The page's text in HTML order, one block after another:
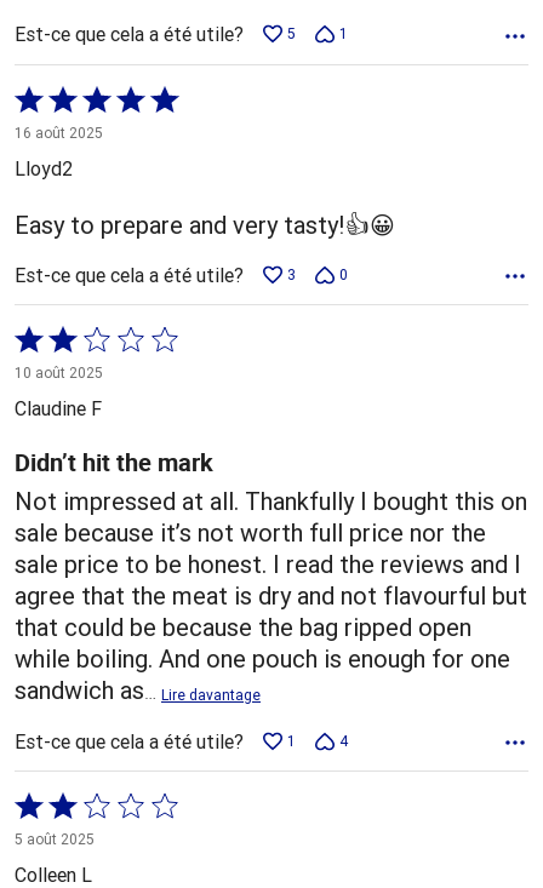
Est-ce que cela a été utile? 5 1
Coté
5 sur
5
16 août 2025
Lloyd2
Easy to prepare and very tasty!👍😀
Est-ce que cela a été utile? 3 0
Coté
2 sur
5
10 août 2025
Claudine F
Didn’t hit the mark
Not impressed at all. Thankfully I bought this on
sale because it’s not worth full price nor the
sale price to be honest. I read the reviews and I
agree that the meat is dry and not flavourful but
that could be because the bag ripped open
while boiling. And one pouch is enough for one
sandwich as… Lire davantage
Est-ce que cela a été utile? 1 4
Coté
2 sur
5
5 août 2025
Colleen L